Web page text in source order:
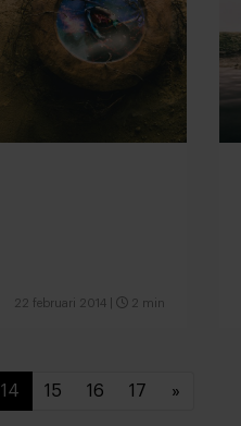
22 februari 2014 2 min
14 15 16 17 »